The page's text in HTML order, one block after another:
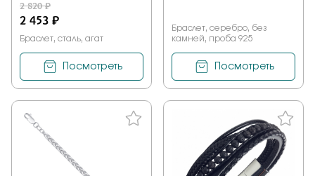
2 820 ₽
2 453 ₽
Браслет, сталь, агат
Посмотреть
Браслет, серебро, без
камней, проба 925
Посмотреть